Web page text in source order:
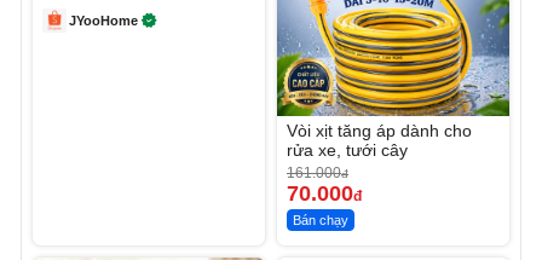
JYooHome
Vòi xịt tăng áp dành cho
rửa xe, tưới cây
161.000đ
70.000đ
Bán chạy